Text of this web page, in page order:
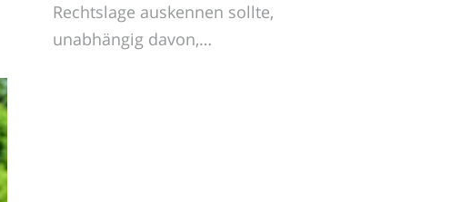
Rechtslage auskennen sollte,
unabhängig davon,…